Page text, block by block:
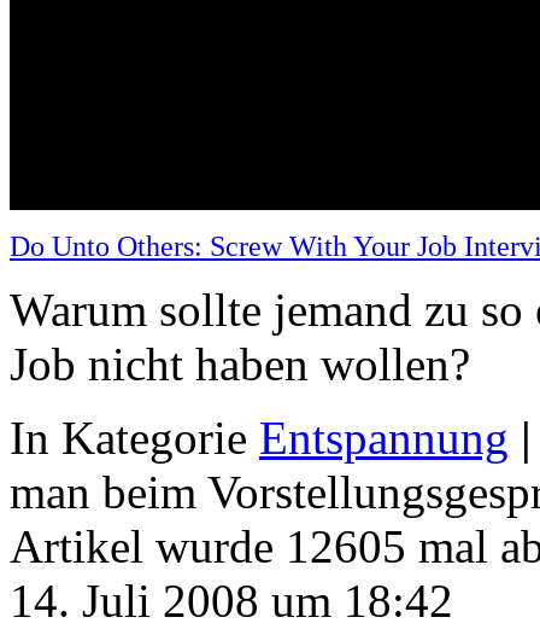
Do Unto Others: Screw With Your Job
Warum sollte jemand zu so
Job nicht haben wollen?
In Kategorie Entspannung |
man beim
Artikel wurde 12605 mal
14. Juli 2008 um 18:42